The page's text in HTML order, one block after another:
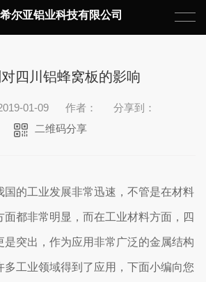
尔亚铝业科技有限公司
四川铝蜂窝板的影响
01-09 作者：
分享到：
二维码分享
国的工业发展非常迅速，不管是在材料
面都非常明显，而在工业材料方面，四
是突出，作为应用非常广泛的金属结构
多工业领域得到了应用，下面小编向您